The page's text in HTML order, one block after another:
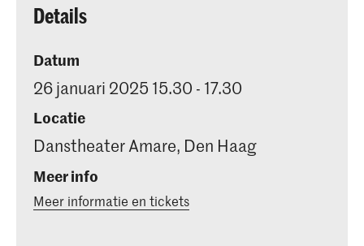
Details
Datum
26 januari 2025 15.30 - 17.30
Locatie
Danstheater Amare, Den Haag
Meer info
Meer informatie en tickets